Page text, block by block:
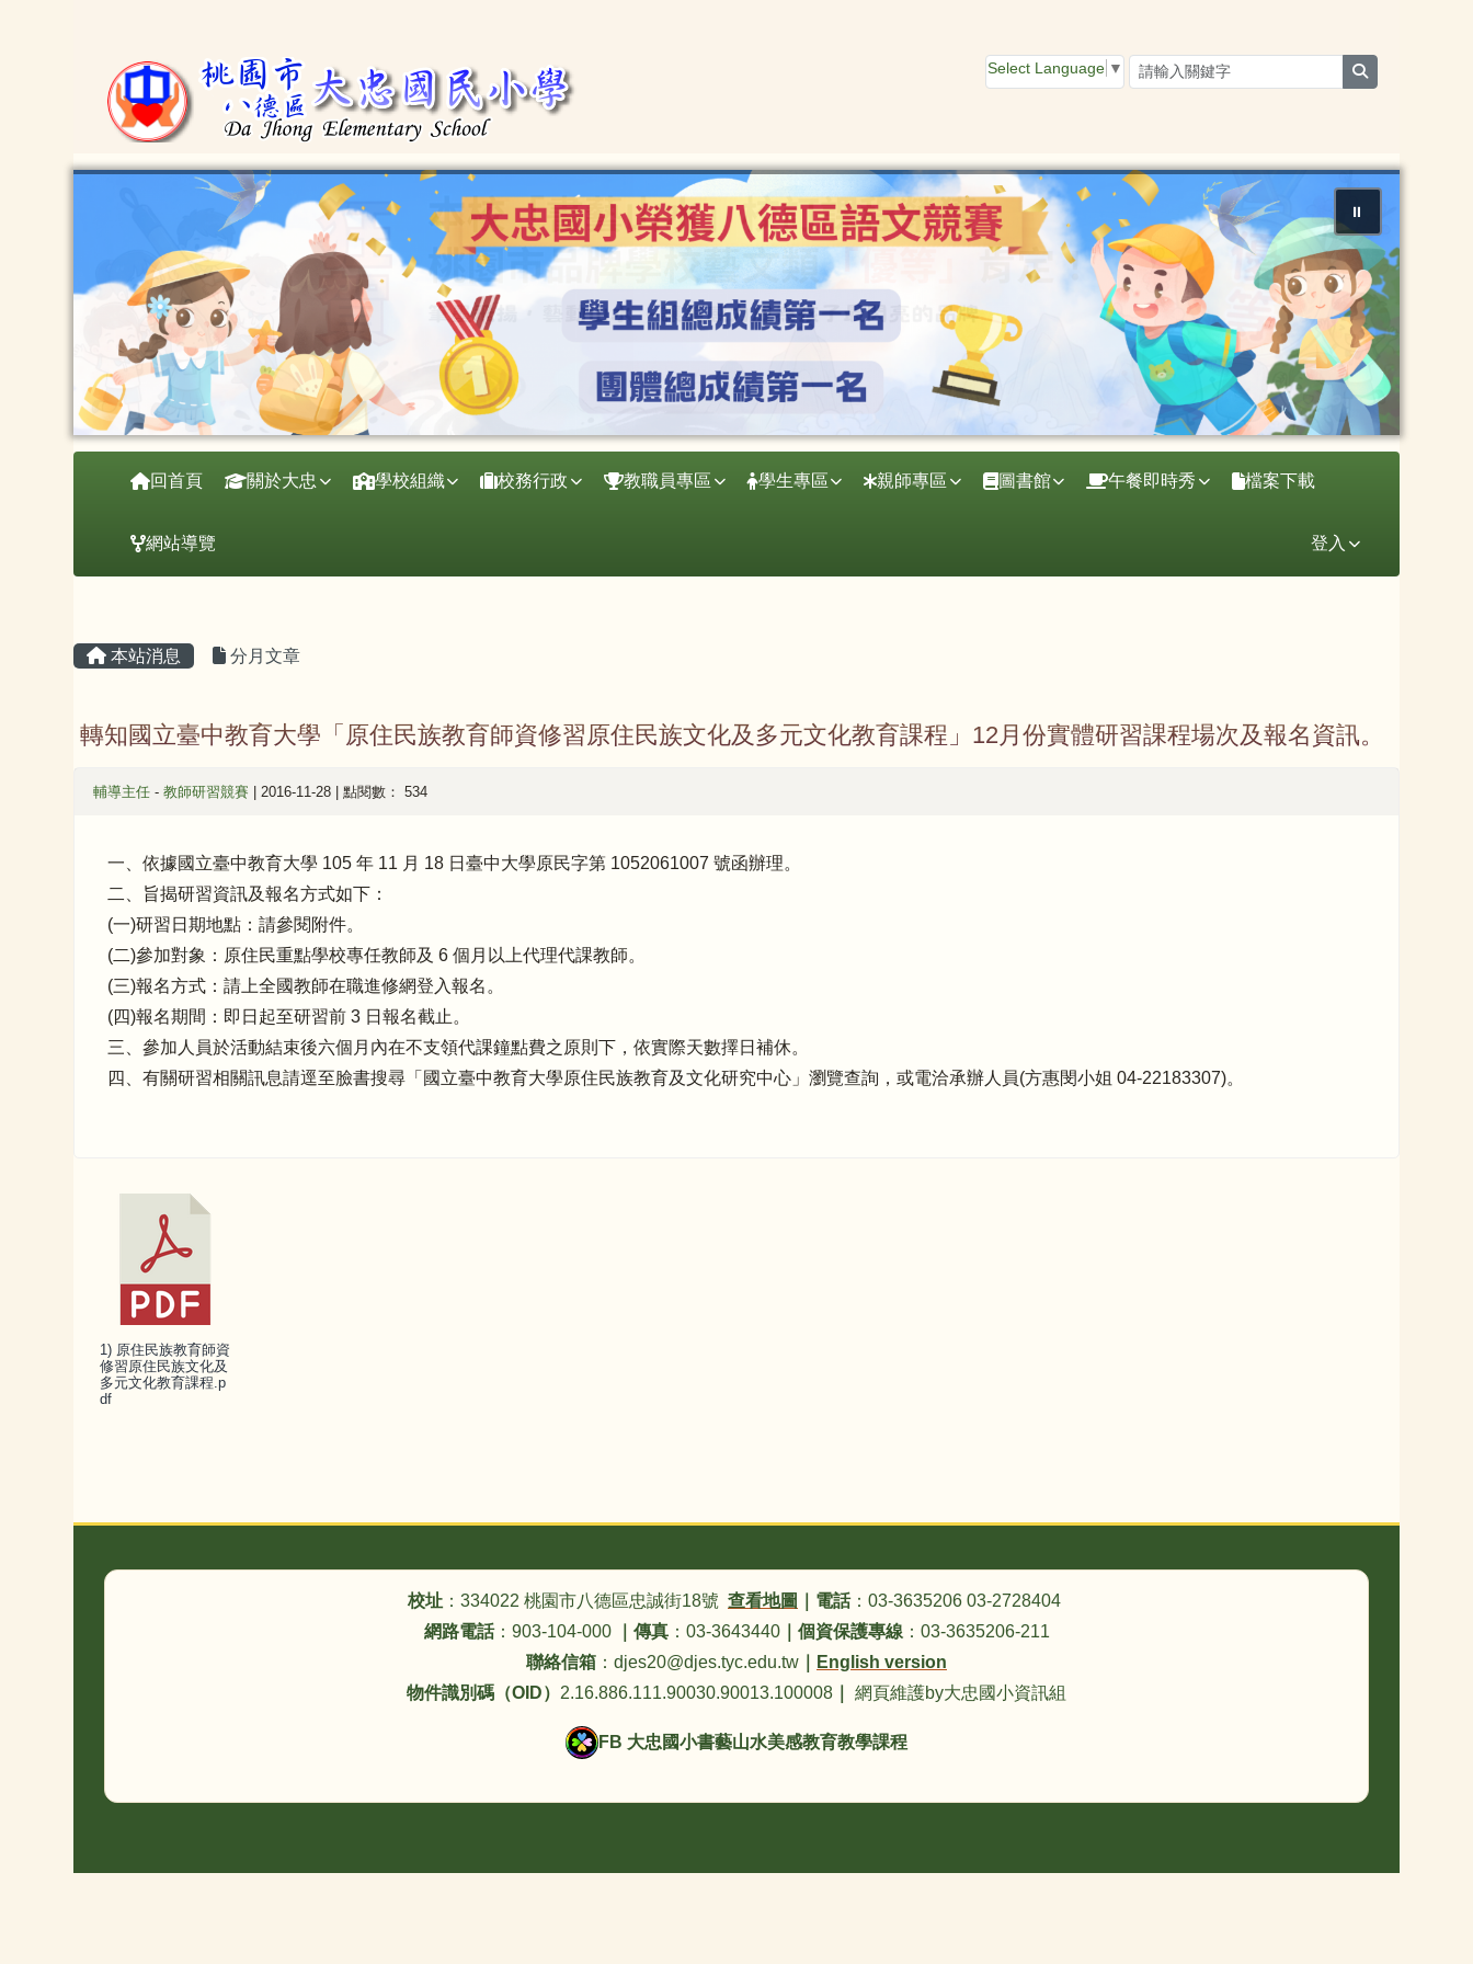
Select Language ▼
⏸
導覽列回首頁 關於大忠 學校組織 校務行政 教職員專區 學生專區 親師專區 圖書館 午餐即時秀 檔案下載
網站導覽 登入
本站消息 分月文章
轉知國立臺中教育大學「原住民族教育師資修習原住民族文化及多元文化教育課程」12月份實體研習課程場次及報名資訊。
輔導主任 -教師研習競賽 | 2016-11-28 | 點閱數： 534
一、依據國立臺中教育大學 105 年 11 月 18 日臺中大學原民字第 1052061007 號函辦理。
二、旨揭研習資訊及報名方式如下：
(一)研習日期地點：請參閱附件。
(二)參加對象：原住民重點學校專任教師及 6 個月以上代理代課教師。
(三)報名方式：請上全國教師在職進修網登入報名。
(四)報名期間：即日起至研習前 3 日報名截止。
三、參加人員於活動結束後六個月內在不支領代課鐘點費之原則下，依實際天數擇日補休。
四、有關研習相關訊息請逕至臉書搜尋「國立臺中教育大學原住民族教育及文化研究中心」瀏覽查詢，或電洽承辦人員(方惠閔小姐 04-22183307)。
1) 原住民族教育師資
修習原住民族文化及
多元文化教育課程.p
df
校址 ：334022 桃園市八德區忠誠街18號 查看地圖 電話：03-3635206 03-2728404
網路電話：903-104-000 傳真：03-3643440｜ 個資保護專線：03-3635206-211
聯絡信箱 ：djes20@djes.tyc.edu.tw
English version
物件識別碼（OID） 2.16.886.111.90030.90013.100008 網頁維護by大忠國小資訊組
FB 大忠國小書藝山水美感教育教學課程